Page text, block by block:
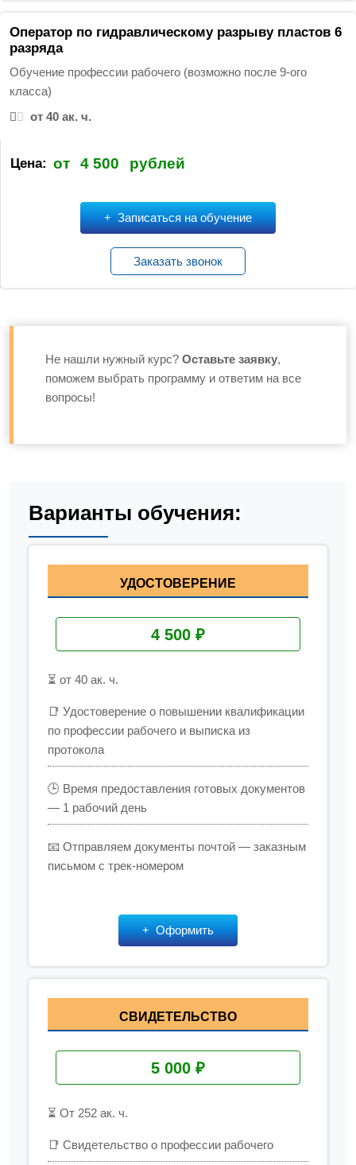
Оператор по гидравлическому разрыву пластов 6
разряда
Обучение профессии рабочего (возможно после 9-ого
класса)
от 40 ак. ч.
Цена: от 4 500 рублей
Записаться на обучение
Заказать звонок
Не нашли нужный курс? Оставьте заявку,
поможем выбрать программу и ответим на все
вопросы!
Варианты обучения:
УДОСТОВЕРЕНИЕ
4 500 ₽
⏳ от 40 ак. ч.
📑 Удостоверение о повышении квалификации
по профессии рабочего и выписка из
протокола
🕒 Время предоставления готовых документов
— 1 рабочий день
📧 Отправляем документы почтой — заказным
письмом с трек-номером
Оформить
СВИДЕТЕЛЬСТВО
5 000 ₽
⏳ От 252 ак. ч.
📑 Свидетельство о профессии рабочего